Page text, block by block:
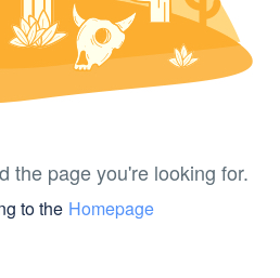
the page you're looking for.
to the Homepage